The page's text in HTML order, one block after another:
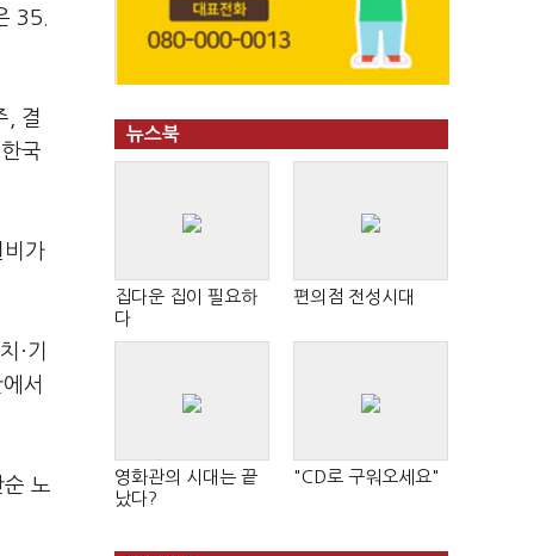
35.
, 결
국
가
·기
서
노
뉴스북
집다운 집이 필요하
다
편의점 전성시대
영화관의 시대는 끝
났다?
"CD로 구워오세요"